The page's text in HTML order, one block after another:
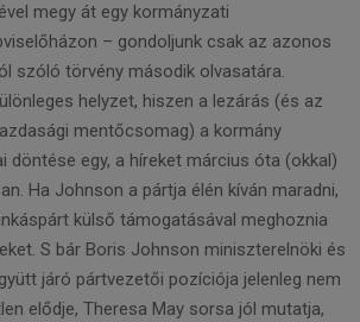
megy át egy kormányzati
– gondoljunk csak az azonos
szóló törvény második olvasatára.
helyzet, hiszen a lezárás (és az
mentőcsomag) a kormány
döntése egy, a híreket március óta (okkal)
Ha Johnson a pártja élén kíván maradni,
külső támogatásával meghoznia
S bár Boris Johnson miniszterelnöki és
járó pártvezetői pozíciója jelenleg nem
elődje, Theresa May sorsa jól mutatja,